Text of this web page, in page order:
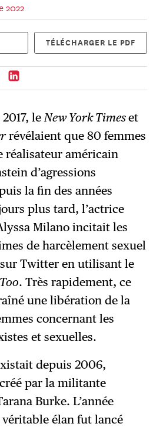
2022
TÉLÉCHARGER LE PDF
leNew York Timeset
révélaient que 80 femmes
réalisateur américain
d’agressions
la fin des années
plus tard, l’actrice
Milano incitait les
de harcèlement sexuel
Twitter en utilisant le
. Très rapidement, ce
une libération de la
concernant les
et sexuelles.
depuis 2006,
par la militante
Burke. L’année
élan fut lancé